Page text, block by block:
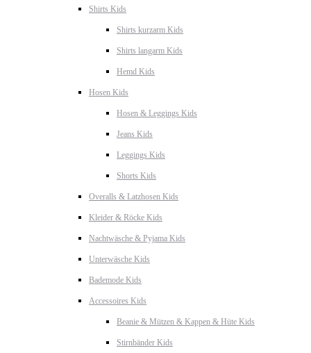
Shirts Kids
Shirts kurzarm Kids
Shirts langarm Kids
Hemd Kids
Hosen Kids
Hosen & Leggings Kids
Jeans Kids
Leggings Kids
Shorts Kids
Overalls & Latzhosen Kids
Kleider & Röcke Kids
Nachtwäsche & Pyjama Kids
Unterwäsche Kids
Bademode Kids
Accessoires Kids
Beanie & Mützen & Kappen & Hüte Kids
Stirnbänder Kids